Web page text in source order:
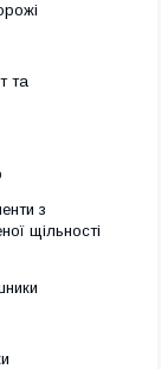
та
з
щільності